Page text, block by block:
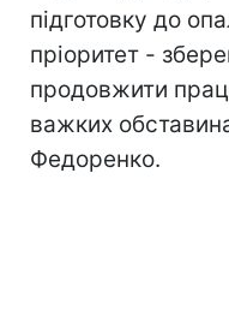
підготовку до
пріоритет -
продовжити
важких
Федоренко.